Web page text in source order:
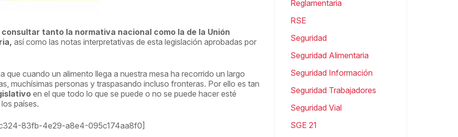
consultar tanto la normativa nacional como la de la Unión
así como las notas interpretativas de esta legislación aprobadas por
que cuando un alimento llega a nuestra mesa ha recorrido un largo
muchísimas personas y traspasando incluso fronteras. Por ello es tan
en el que todo lo que se puede o no se puede hacer esté
países.
83fb-4e29-a8e4-095c174aa8f0]
Reglamentaria
RSE
Seguridad
Seguridad Alimentaria
Seguridad Información
Seguridad Trabajadores
Seguridad Vial
SGE 21